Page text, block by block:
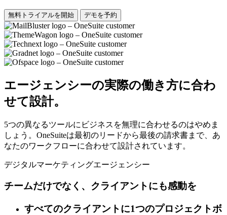
無料トライアルを開始 デモを予約
エージェンシーの実際の働き方に合わ
せて設計。
5つの異なるツールにビジネスを無理に合わせるのはやめま
しょう。OneSuiteは最初のリードから最後の請求書まで、あ
なたのワークフローに合わせて設計されています。
デジタルマーケティングエージェンシー
チームだけでなく、クライアントにも感動を
すべてのクライアントに1つのプロジェクトボ